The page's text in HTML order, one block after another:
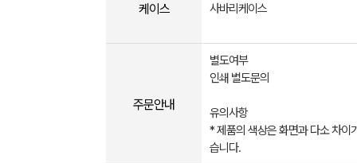
케이스 사바리케이스
주문안내
별도여부
인쇄 별도문의
유의사항
* 제품의 색상은 화면과 다소 차이
습니다.